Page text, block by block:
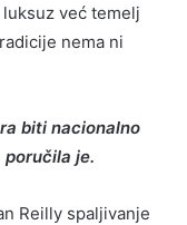
već temelj
nema ni
biti nacionalno
poručila je.
Reilly spaljivanje